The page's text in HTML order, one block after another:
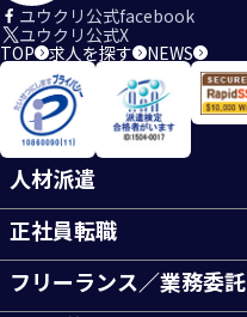
ユウクリ公式facebook
ユウクリ公式X
TOP 求人を探す NEWS
人材派遣
正社員転職
フリーランス／業務委託